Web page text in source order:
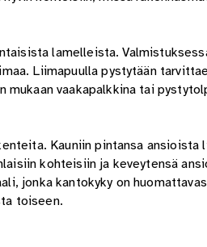
lamelleista.
Liimapuulla pystytään
vaakapalkkina tai
Kauniin pintansa
kohteisiin ja keveytensä
jonka kantokyky on
toiseen.